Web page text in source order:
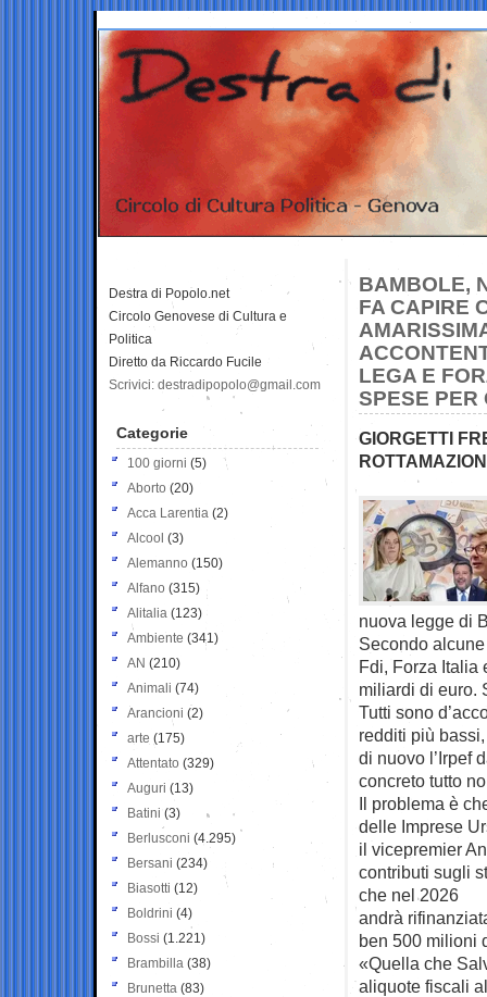
BAMBOLE,
FA CAPIRE
LEGA E
SPESE PER
GIORGETTI
nuova legge di
Secondo
Fdi, Forza Italia
miliardi di euro.
Tutti sono
redditi più
di nuovo l’Irpef
concreto tutto
Il problema è
delle Imprese
il vicepremier
contributi sugli
che nel 2026
andrà
ben 500 milioni
«Quella che
aliquote fiscali
Destra di Popolo.net
Circolo Genovese di Cultura e
Politica
Diretto da Riccardo Fucile
Scrivici: destradipopolo@gmail.com
Categorie
100 giorni (5)
Aborto (20)
Acca Larentia (2)
Alcool (3)
Alemanno (150)
Alfano (315)
Alitalia (123)
Ambiente (341)
AN (210)
Animali (74)
Arancioni (2)
arte (175)
Attentato (329)
Auguri (13)
Batini (3)
Berlusconi (4.295)
Bersani (234)
Biasotti (12)
Boldrini (4)
Bossi (1.221)
Brambilla (38)
Brunetta (83)